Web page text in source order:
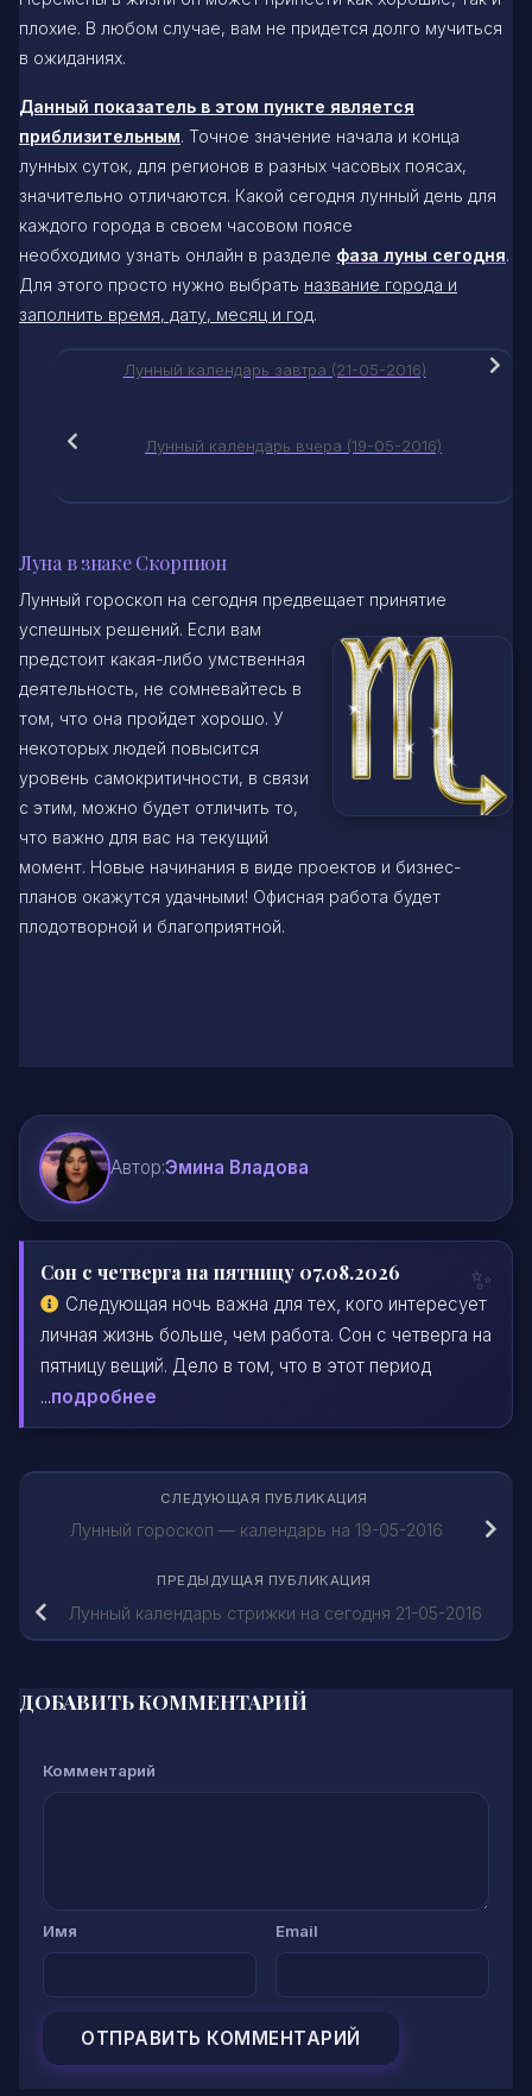
плохие. В любом случае, вам не придется долго мучиться
в ожиданиях.
Данный показатель в этом пункте является
приблизительным. Точное значение начала и конца
лунных суток, для регионов в разных часовых поясах,
значительно отличаются. Какой сегодня лунный день для
каждого города в своем часовом поясе
необходимо узнать онлайн в разделе фаза луны сегодня.
Для этого просто нужно выбрать название города и
заполнить время, дату, месяц и год.
Лунный календарь завтра (21-05-2016)
Лунный календарь вчера (19-05-2016)
Луна в знаке Скорпион
Лунный гороскоп на сегодня предвещает принятие
успешных решений. Если вам
предстоит какая-либо умственная
деятельность, не сомневайтесь в
том, что она пройдет хорошо. У
некоторых людей повысится
уровень самокритичности, в связи
с этим, можно будет отличить то,
что важно для вас на текущий
момент. Новые начинания в виде проектов и бизнес-
планов окажутся удачными! Офисная работа будет
плодотворной и благоприятной.
Автор:Эмина Владова
Сон с четверга на пятницу 07.08.2026
Следующая ночь важна для тех, кого интересует
личная жизнь больше, чем работа. Сон с четверга на
пятницу вещий. Дело в том, что в этот период
...подробнее
СЛЕДУЮЩАЯ ПУБЛИКАЦИЯ
Лунный гороскоп — календарь на 19-05-2016
ПРЕДЫДУЩАЯ ПУБЛИКАЦИЯ
Лунный календарь стрижки на сегодня 21-05-2016
ДОБАВИТЬ КОММЕНТАРИЙ
Комментарий
Имя Email